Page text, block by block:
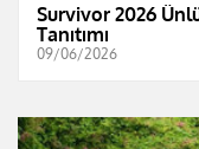
Survivor 2026
Tanıtımı
09/06/2026